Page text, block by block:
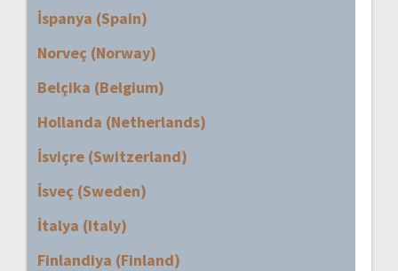
İspanya (Spain)
Norveç (Norway)
Belçika (Belgium)
Hollanda (Netherlands)
İsviçre (Switzerland)
İsveç (Sweden)
İtalya (Italy)
Finlandiya (Finland)